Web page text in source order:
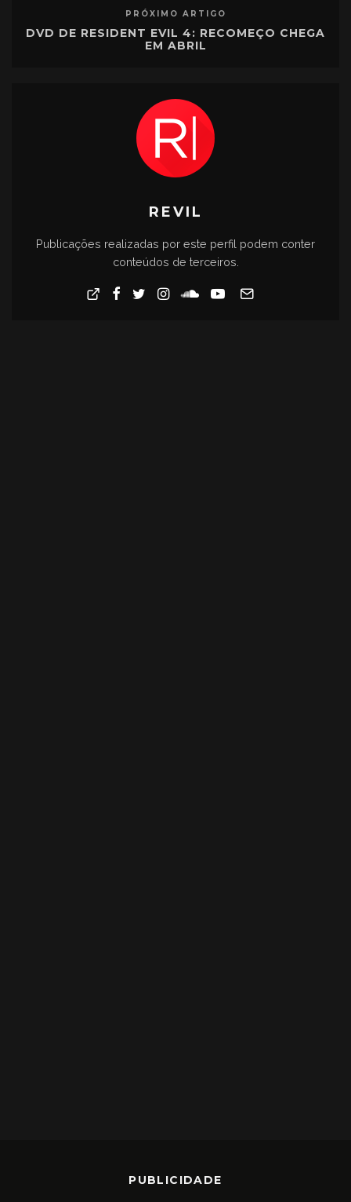
PRÓXIMO ARTIGO
DVD DE RESIDENT EVIL 4: RECOMEÇO CHEGA
EM ABRIL
REVIL
Publicações realizadas por este perfil podem conter
conteúdos de terceiros.
PUBLICIDADE